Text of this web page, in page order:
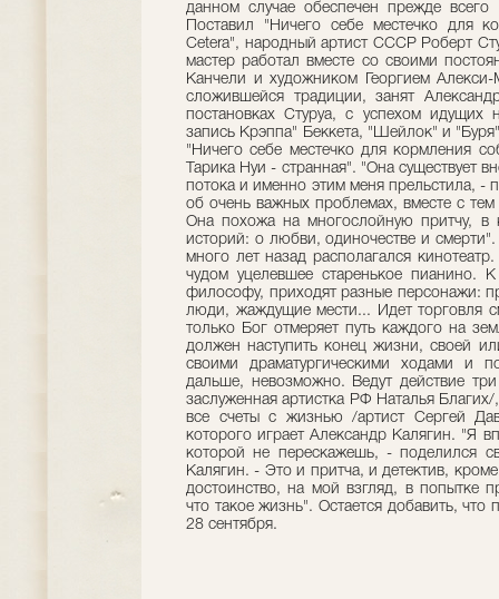
данном случае обеспечен прежде
Поставил "Ничего себе местечко для
Cetera", народный артист СССР Роберт
мастер работал вместе со своими
Канчели и художником Георгием
сложившейся традиции, занят
постановках Стуруа, с успехом
запись Крэппа" Беккета, "Шейлок" и
"Ничего себе местечко для кормления
Тарика Нуи - странная". "Она существует
потока и именно этим меня прельстила, -
об очень важных проблемах, вместе с тем
Она похожа на многослойную притчу, в
историй: о любви, одиночестве и
много лет назад располагался
чудом уцелевшее старенькое пианино.
философу, приходят разные персонажи:
люди, жаждущие мести... Идет торговля
только Бог отмеряет путь каждого на
должен наступить конец жизни, своей
своими драматургическими ходами и
дальше, невозможно. Ведут действие
заслуженная артистка РФ Наталья
все счеты с жизнью /артист Сергей
которого играет Александр Калягин. "Я
которой не перескажешь, - поделился
Калягин. - Это и притча, и детектив,
достоинство, на мой взгляд, в попытке
что такое жизнь". Остается добавить,
28 сентября.